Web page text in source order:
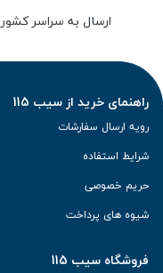
ارسال به سراسر کشور
راهنمای خرید از سیب 115
رویه ارسال سفارشات
شرایط استفاده
حریم خصوصی
شیوه های پرداخت
فروشگاه سیب 115